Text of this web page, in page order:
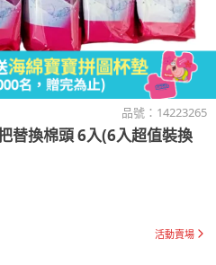
品號： 14223265
替換棉頭 6入(6入超值裝換
活動賣場